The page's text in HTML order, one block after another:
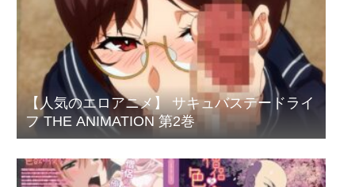
【人気のエロアニメ】 サキュバステードライ
フ THE ANIMATION 第2巻